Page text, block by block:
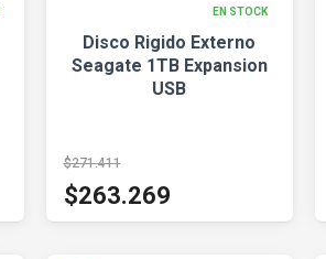
EN STOCK
Disco Rigido Externo
Seagate 1TB Expansion
USB
$271.411
$263.269